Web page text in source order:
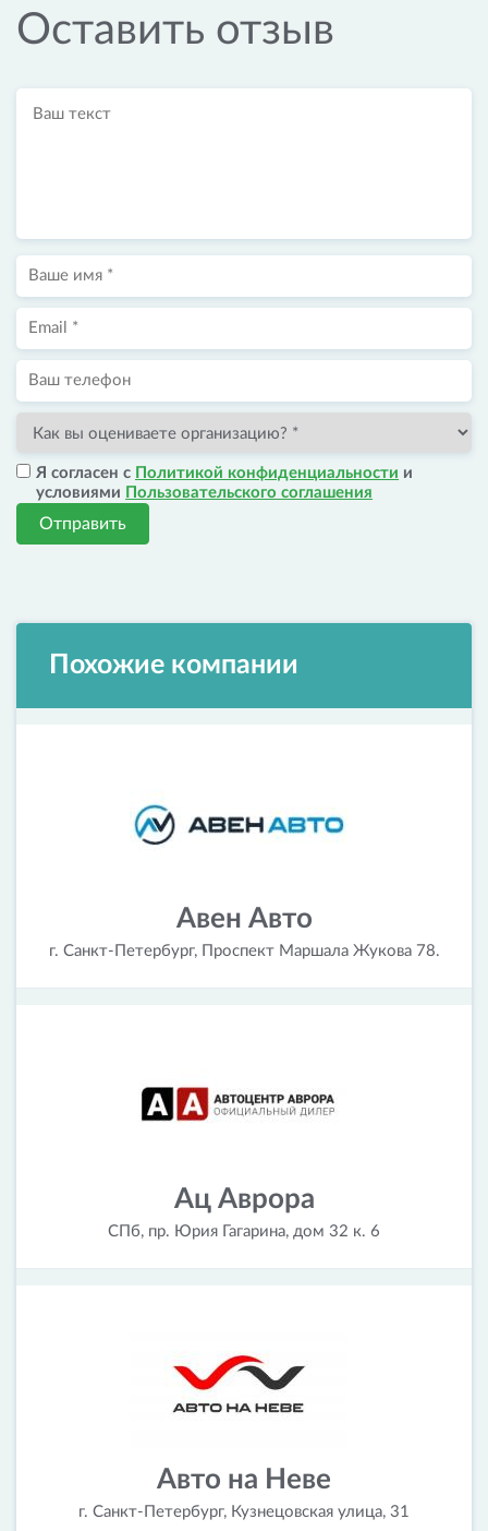
Оставить отзыв
Я согласен с Политикой конфиденциальности и
условиями Пользовательского соглашения
Отправить
Похожие компании
Авен Авто
г. Санкт-Петербург, Проспект Маршала Жукова 78.
Ац Аврора
СПб, пр. Юрия Гагарина, дом 32 к. 6
Авто на Неве
г. Санкт-Петербург, Кузнецовская улица, 31